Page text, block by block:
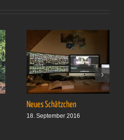
Neues Schätzchen
18. September 2016